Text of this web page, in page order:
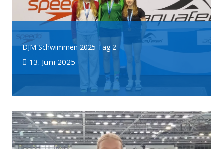
DJM Schwimmen 2025 Tag 2
13. Juni 2025